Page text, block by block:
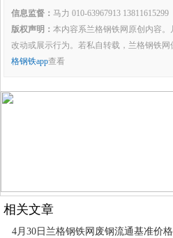
信息监督： 马力 010-63967913 13811615299
版权声明： 本内容系兰格钢铁网原创内容
改动或展示行为。若私自转载，兰格钢铁
格钢铁app查看
相关文章
4月30日兰格钢铁网废钢流通基准价